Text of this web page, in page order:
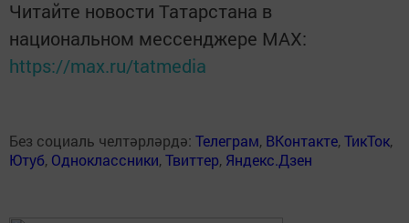
Читайте новости Татарстана в
национальном мессенджере MАХ:
https://max.ru/tatmedia
Без социаль челтәрләрдә: Телеграм, ВКонтакте,ТикТок,
Ютуб, Одноклассники,Твиттер, Яндекс.Дзен